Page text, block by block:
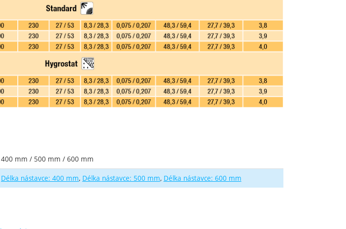
400 mm / 500 mm / 600 mm
Délka nástavce: 400 mm Délka nástavce: 500 mm Délka nástavce: 600 mm